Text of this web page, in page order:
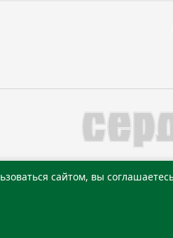
сайтом, вы